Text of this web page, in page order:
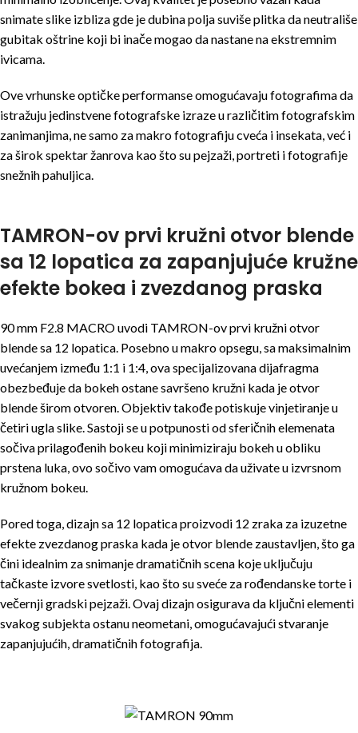
snimate slike izbliza gde je dubina polja suviše plitka da neutrališe
gubitak oštrine koji bi inače mogao da nastane na ekstremnim
ivicama.
Ove vrhunske optičke performanse omogućavaju fotografima da
istražuju jedinstvene fotografske izraze u različitim fotografskim
zanimanjima, ne samo za makro fotografiju cveća i insekata, već i
za širok spektar žanrova kao što su pejzaži, portreti i fotografije
snežnih pahuljica.
TAMRON-ov prvi kružni otvor blende
sa 12 lopatica za zapanjujuće kružne
efekte bokea i zvezdanog praska
90 mm F2.8 MACRO uvodi TAMRON-ov prvi kružni otvor
blende sa 12 lopatica. Posebno u makro opsegu, sa maksimalnim
uvećanjem između 1:1 i 1:4, ova specijalizovana dijafragma
obezbeđuje da bokeh ostane savršeno kružni kada je otvor
blende širom otvoren. Objektiv takođe potiskuje vinjetiranje u
četiri ugla slike. Sastoji se u potpunosti od sferičnih elemenata
sočiva prilagođenih bokeu koji minimiziraju bokeh u obliku
prstena luka, ovo sočivo vam omogućava da uživate u izvrsnom
kružnom bokeu.
Pored toga, dizajn sa 12 lopatica proizvodi 12 zraka za izuzetne
efekte zvezdanog praska kada je otvor blende zaustavljen, što ga
čini idealnim za snimanje dramatičnih scena koje uključuju
tačkaste izvore svetlosti, kao što su sveće za rođendanske torte i
večernji gradski pejzaži. Ovaj dizajn osigurava da ključni elementi
svakog subjekta ostanu neometani, omogućavajući stvaranje
zapanjujućih, dramatičnih fotografija.